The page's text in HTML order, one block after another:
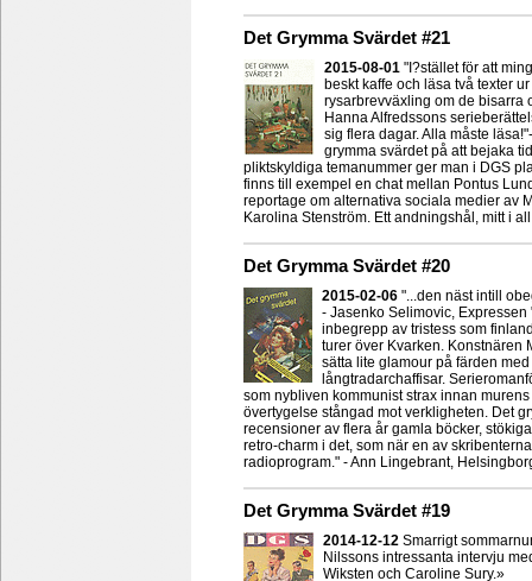
Det Grymma Svärdet #21
2015-08-01 "I?stället för att
beskt kaffe och läsa två texter
rysarbrevväxling om de bisarra
Hanna Alfredssons
sig flera dagar. Alla måste
grymma svärdet på att bejaka
pliktskyldiga temanummer ger man i DGS
finns till exempel en chat mellan Pontus
reportage om alternativa sociala medier av
Karolina Stenström. Ett andningshål, mitt i
Det Grymma Svärdet #20
2015-02-06 "...den näst intill
- Jasenko Selimovic,
inbegrepp av tristess som
turer över Kvarken. Konstnären
sätta lite glamour på färden
långtradarchaffisar.
som nybliven kommunist strax innan
övertygelse stångad mot verkligheten. Det
recensioner av flera år gamla böcker,
retro-charm i det, som när en av
radioprogram." - Ann Lingebrant,
Det Grymma Svärdet #19
2014-12-12 Smarrigt
Nilssons intressanta intervju
Wiksten och Caroline Sury.»